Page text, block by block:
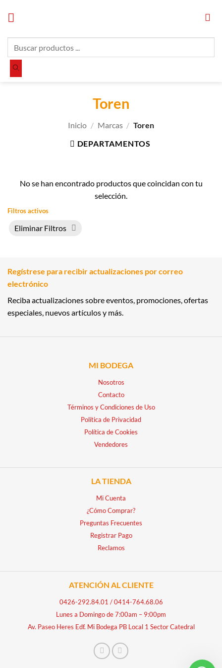
productos
Toren
Inicio / Marcas / Toren
DEPARTAMENTOS
No se han encontrado productos que coincidan con tu
selección.
Filtros activos
Eliminar Filtros
Regístrese para recibir actualizaciones por correo
electrónico
Reciba actualizaciones sobre eventos, promociones, ofertas
especiales, nuevos artículos y más.
MI BODEGA
Nosotros
Contacto
Términos y Condiciones de Uso
Política de Privacidad
Política de Cookies
Vendedores
LA TIENDA
Mi Cuenta
¿Cómo Comprar?
Preguntas Frecuentes
Registrar Pago
Reclamos
ATENCIÓN AL CLIENTE
0426-292.84.01 /0414-764.68.06
Lunes a Domingo de 7:00am – 9:00pm
Av. Paseo Heres Edf. Mi Bodega PB Local 1 Sector Catedral